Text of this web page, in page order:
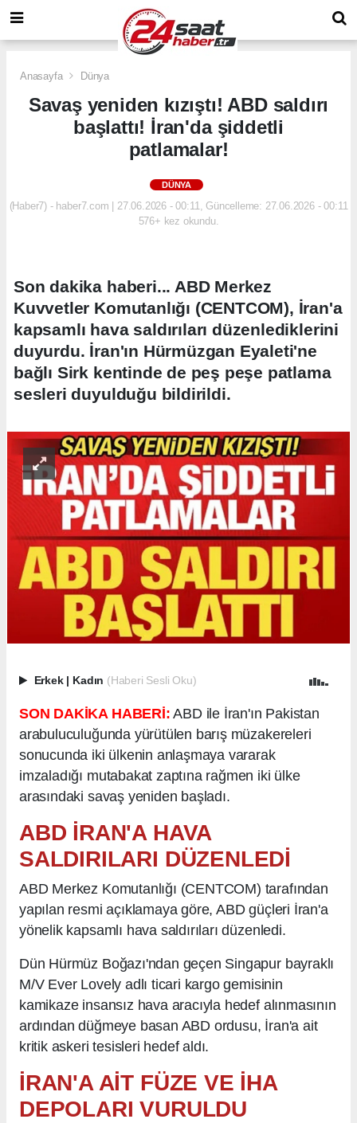
Anasayfa Dünya
Savaş yeniden kızıştı! ABD saldırı
başlattı! İran'da şiddetli
patlamalar!
DÜNYA
(Haber7) - haber7.com | 27.06.2026 - 00:11, Güncelleme: 27.06.2026 - 00:11
576+ kez okundu.
Son dakika haberi... ABD Merkez
Kuvvetler Komutanlığı (CENTCOM), İran'a
kapsamlı hava saldırıları düzenlediklerini
duyurdu. İran'ın Hürmüzgan Eyaleti'ne
bağlı Sirk kentinde de peş peşe patlama
sesleri duyulduğu bildirildi.
Erkek Kadın (Haberi Sesli Oku)
SON DAKİKA HABERİ: ABD ile İran'ın Pakistan
arabuluculuğunda yürütülen barış müzakereleri
sonucunda iki ülkenin anlaşmaya vararak
imzaladığı mutabakat zaptına rağmen iki ülke
arasındaki savaş yeniden başladı.
ABD İRAN'A HAVA
SALDIRILARI DÜZENLEDİ
ABD Merkez Komutanlığı (CENTCOM) tarafından
yapılan resmi açıklamaya göre, ABD güçleri İran'a
yönelik kapsamlı hava saldırıları düzenledi.
Dün Hürmüz Boğazı'ndan geçen Singapur bayraklı
M/V Ever Lovely adlı ticari kargo gemisinin
kamikaze insansız hava aracıyla hedef alınmasının
ardından düğmeye basan ABD ordusu, İran'a ait
kritik askeri tesisleri hedef aldı.
İRAN'A AİT FÜZE VE İHA
DEPOLARI VURULDU